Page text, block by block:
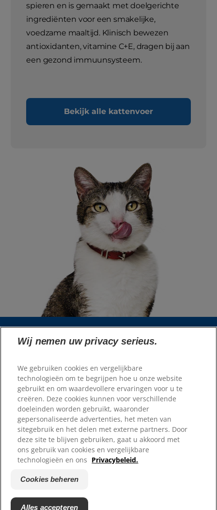
spieren en is gemaakt met doelgerichte
ingrediënten voor een smakelijke,
voedzame maaltijd. Klinisch bewezen
antioxidanten, vitamine C+E, dragen bij aan
een gezond immuunsysteem.
Bekijk alle kattenvoer
Bronnen
Neem contact met ons op
Sitemap
Waar te koop
Onze sites
Hill's Vet
Reddingscentrum partners
Wij nemen uw privacy serieus.
We gebruiken cookies en vergelijkbare
technologieën om te begrijpen hoe u onze website
gebruikt en om waardevollere ervaringen voor u te
creëren. Deze cookies kunnen voor verschillende
doeleinden worden gebruikt, waaronder
gepersonaliseerde advertenties, het meten van
sitegebruik en het delen met externe partners. Door
deze site te blijven gebruiken, gaat u akkoord met
ons gebruik van cookies en vergelijkbare
technologieën en ons Privacybeleid.
Cookies beheren
Alles accepteren